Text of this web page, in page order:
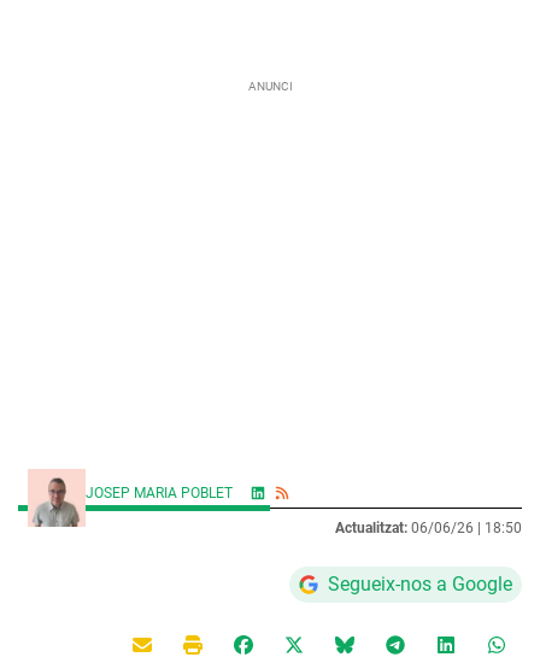
JOSEP MARIA POBLET
Actualitzat: 06/06/26 | 18:50
Segueix-nos a Google